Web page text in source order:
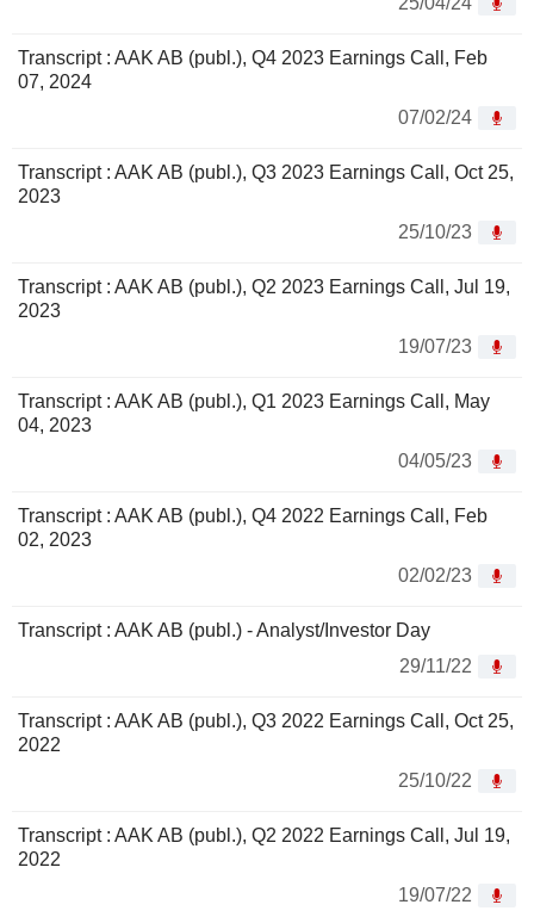
Transcript : AAK AB (publ.), Q4 2023 Earnings Call, Feb
07, 2024
07/02/24
Transcript : AAK AB (publ.), Q3 2023 Earnings Call, Oct 25,
2023
25/10/23
Transcript : AAK AB (publ.), Q2 2023 Earnings Call, Jul 19,
2023
19/07/23
Transcript : AAK AB (publ.), Q1 2023 Earnings Call, May
04, 2023
04/05/23
Transcript : AAK AB (publ.), Q4 2022 Earnings Call, Feb
02, 2023
02/02/23
Transcript : AAK AB (publ.) - Analyst/Investor Day
29/11/22
Transcript : AAK AB (publ.), Q3 2022 Earnings Call, Oct 25,
2022
25/10/22
Transcript : AAK AB (publ.), Q2 2022 Earnings Call, Jul 19,
2022
19/07/22